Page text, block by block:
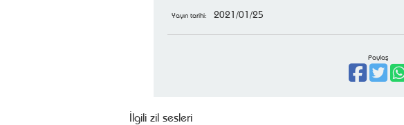
Yayın tarihi: 2021/01/25
Paylaş
İlgili zil sesleri